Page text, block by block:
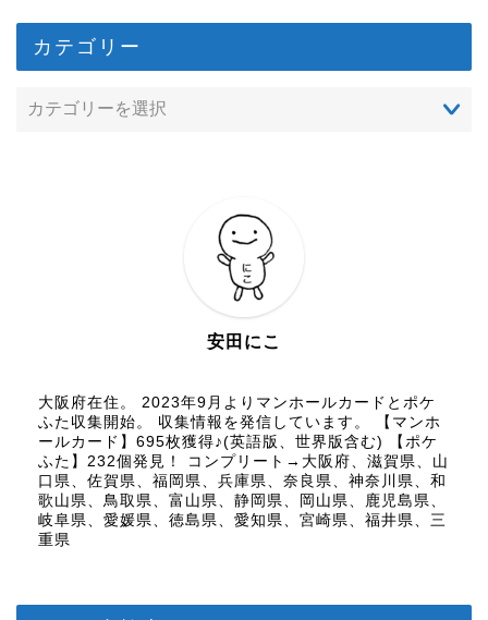
カテゴリー
安田にこ
大阪府在住。 2023年9月よりマンホールカードとポケ
ふた収集開始。 収集情報を発信しています。 【マンホ
ールカード】695枚獲得♪(英語版、世界版含む) 【ポケ
ふた】232個発見！ コンプリート→大阪府、滋賀県、山
口県、佐賀県、福岡県、兵庫県、奈良県、神奈川県、和
歌山県、鳥取県、富山県、静岡県、岡山県、鹿児島県、
岐阜県、愛媛県、徳島県、愛知県、宮崎県、福井県、三
重県